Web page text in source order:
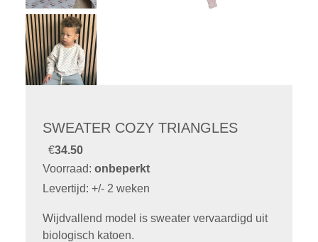
SWEATER COZY TRIANGLES
€34.50
Voorraad: onbeperkt
Levertijd: +/- 2 weken
Wijdvallend model is sweater vervaardigd uit
biologisch katoen.